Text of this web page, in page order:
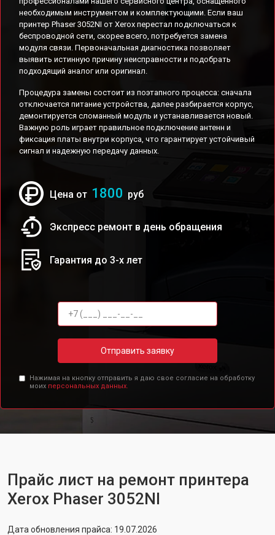
необходимым инструментом и комплектующими. Если ваш
принтер Phaser 3052NI от Xerox перестал подключаться к
беспроводной сети, скорее всего, потребуется замена
модуля связи. Первоначальная диагностика позволяет
выявить истинную причину неисправности и подобрать
подходящий аналог или оригинал.
Процедура замены состоит из поэтапного процесса: сначала
отключается питание устройства, далее разбирается корпус,
демонтируется сломанный модуль и устанавливается новый.
Важную роль играет правильное подключение антенн и
фиксация платы внутри корпуса, что гарантирует устойчивый
сигнал и надежную передачу данных.
Цена от 1800 руб
Экспресс ремонт в день обращения
Гарантия до 3-х лет
Отправить заявку
Нажимая на кнопку отправить я даю свое согласие на обработку
моих персональных данных.
Прайс лист на ремонт принтера
Xerox Phaser 3052NI
Дата обновления прайса: 19.07.2026